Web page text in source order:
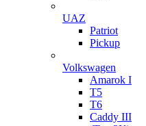
UAZ
Patriot
Pickup
Volkswagen
Amarok I
T5
T6
Caddy III